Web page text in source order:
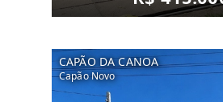
CAPÃO DA CANOA
Capão Novo